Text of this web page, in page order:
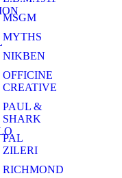
MSGM
MYTHS
NIKBEN
OFFICINE
CREATIVE
PAUL &
SHARK
PAL
ZILERI
RICHMOND